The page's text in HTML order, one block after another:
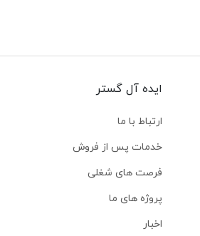
ایده آل گستر
ارتباط با ما
خدمات پس از فروش
فرصت های شغلی
پروژه های ما
اخبار